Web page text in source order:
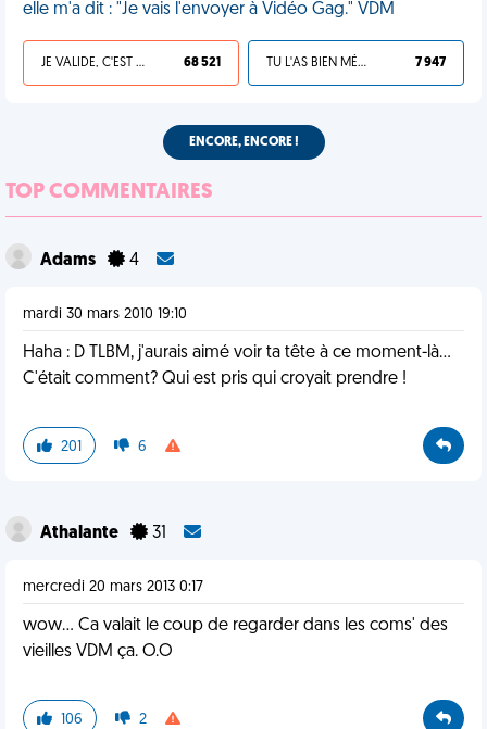
elle m'a dit : "Je vais l'envoyer à Vidéo Gag." VDM
JE VALIDE, C'EST UNE VDM 68 521 TU L'AS BIEN MÉRITÉ 7 947
ENCORE, ENCORE !
TOP COMMENTAIRES
Adams 4
mardi 30 mars 2010 19:10
Haha : D TLBM, j'aurais aimé voir ta tête à ce moment-là...
C'était comment? Qui est pris qui croyait prendre !
201 6
Athalante 31
mercredi 20 mars 2013 0:17
wow... Ca valait le coup de regarder dans les coms' des
vieilles VDM ça. O.O
106 2